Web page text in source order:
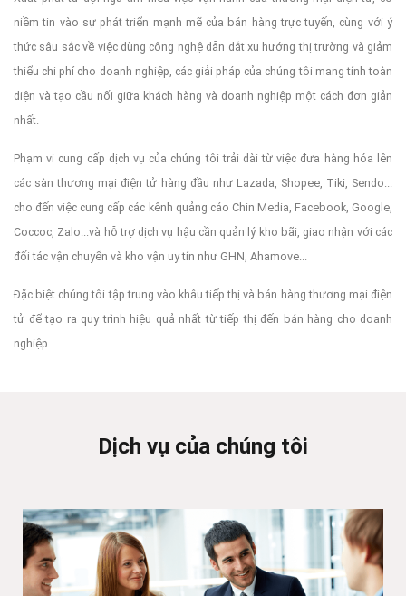
niềm tin vào sự phát triển mạnh mẽ của bán hàng trực tuyến, cùng với ý
thức sâu sắc về việc dùng công nghệ dẫn dắt xu hướng thị trường và giảm
thiểu chi phí cho doanh nghiệp, các giải pháp của chúng tôi mang tính toàn
diện và tạo cầu nối giữa khách hàng và doanh nghiệp một cách đơn giản
nhất.
Phạm vi cung cấp dịch vụ của chúng tôi trải dài từ việc đưa hàng hóa lên
các sàn thương mại điện tử hàng đầu như Lazada, Shopee, Tiki, Sendo...
cho đến việc cung cấp các kênh quảng cáo Chin Media, Facebook, Google,
Coccoc, Zalo...và hỗ trợ dịch vụ hậu cần quản lý kho bãi, giao nhận với các
đối tác vận chuyển và kho vận uy tín như GHN, Ahamove...
Đặc biệt chúng tôi tập trung vào khâu tiếp thị và bán hàng thương mại điện
tử để tạo ra quy trình hiệu quả nhất từ tiếp thị đến bán hàng cho doanh
nghiệp.
Dịch vụ của chúng tôi